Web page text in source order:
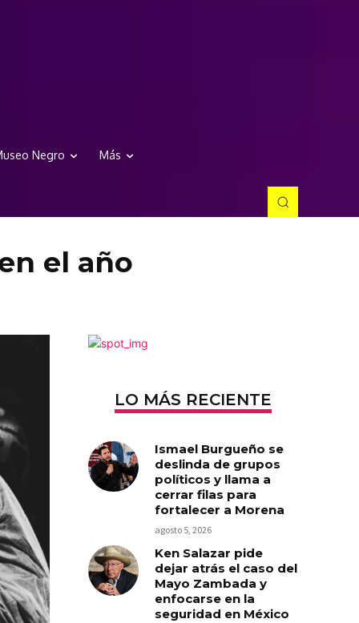
Negro Más
el año
LO MÁS RECIENTE
Ismael Burgueño se
deslinda de grupos
políticos y llama a
cerrar filas para
fortalecer a Morena
agosto 5, 2026
Ken Salazar pide
dejar atrás el caso del
Mayo Zambada y
enfocarse en la
seguridad en México